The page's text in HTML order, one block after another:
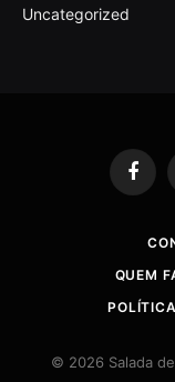
Uncategorized
QUEM
© 2026 Salada